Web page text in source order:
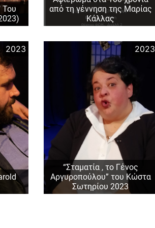
Του
από τη γέννηση της Μαρίας
Κάλλας
2023 2023
“Σταματία , το Γένος
Αργυροπούλου” του Κώστα
Σωτηρίου 2023